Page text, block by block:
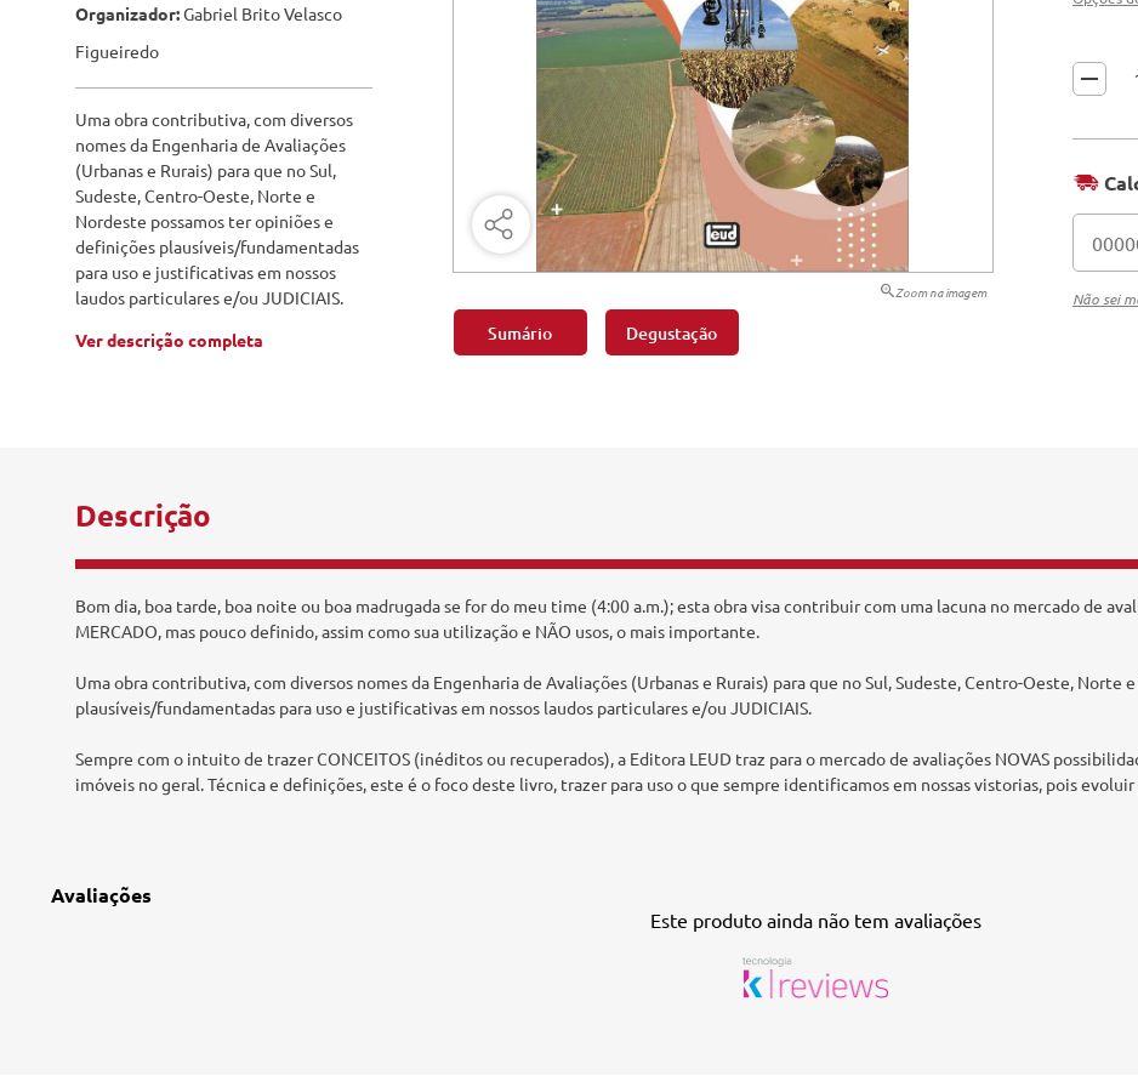
Pavimentação
Engenharia Metalúrgica
Exatas e Energia
Geociências
Geotecnologias
Literatura
Recursos Hídricos
Tecnologia e Inovação
Organizador:Gabriel Brito Velasco
Figueiredo
Uma obra contributiva, com diversos
nomes da Engenharia de Avaliações
(Urbanas e Rurais) para que no Sul,
Sudeste, Centro-Oeste, Norte e
Nordeste possamos ter opiniões e
definições plausíveis/fundamentadas
para uso e justificativas em nossos
laudos particulares e/ou JUDICIAIS.
Ver descrição completa
Zoom na imagem
Sumário Degustação
Não sei
Descrição
Bom dia, boa tarde, boa noite ou boa madrugada se for do meu time (4:00 a.m.); esta obra visa contribuir com uma lacuna no mercado de
MERCADO, mas pouco definido, assim como sua utilização e NÃO usos, o mais importante.
Uma obra contributiva, com diversos nomes da Engenharia de Avaliações (Urbanas e Rurais) para que no Sul, Sudeste, Centro-Oeste,
plausíveis/fundamentadas para uso e justificativas em nossos laudos particulares e/ou JUDICIAIS.
Sempre com o intuito de trazer CONCEITOS (inéditos ou recuperados), a Editora LEUD traz para o mercado de avaliações NOVAS
imóveis no geral. Técnica e definições, este é o foco deste livro, trazer para uso o que sempre identificamos em nossas vistorias, pois
Avaliações
Este produto ainda não tem avaliações